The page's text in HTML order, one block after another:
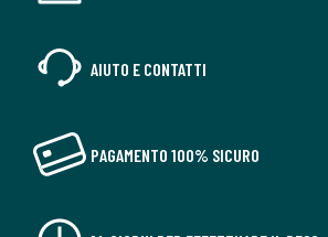
AIUTO E CONTATTI
PAGAMENTO 100% SICURO